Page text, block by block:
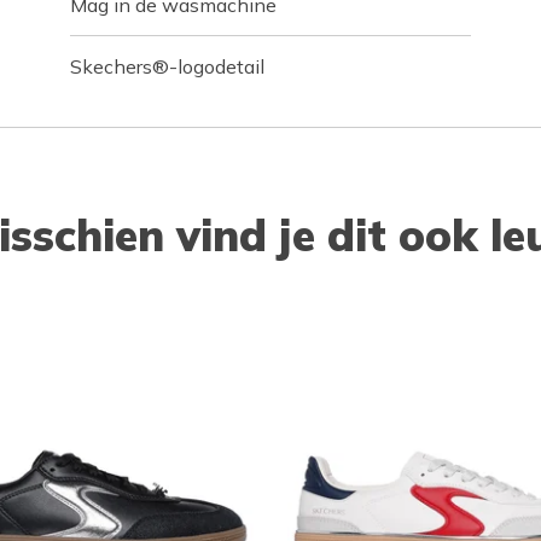
Mag in de wasmachine
Skechers®-logodetail
vind je dit ook